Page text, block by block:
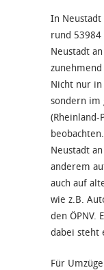
In Neustadt
rund 53984
Neustadt
Nicht nur in
sondern im
(Rheinland-
Neustadt
anderem
auch auf
wie z.B.
den ÖPNV.
dabei steht
Für